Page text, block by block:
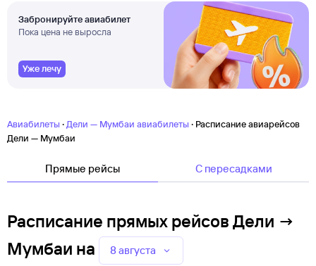
Забронируйте авиабилет
Пока цена не выросла
Уже лечу
Авиабилеты · Дели — Мумбаи авиабилеты · Расписание авиарейсов
Дели — Мумбаи
Прямые рейсы C пересадками
Расписание прямых рейсов Дели →
Мумбаи на 8 августа